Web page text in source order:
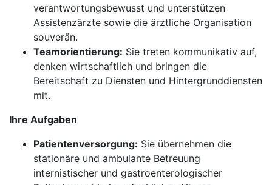
verantwortungsbewusst und unterstützen
Assistenzärzte sowie die ärztliche Organisation
souverän.
Teamorientierung: Sie treten kommunikativ auf,
denken wirtschaftlich und bringen die
Bereitschaft zu Diensten und Hintergrunddiensten
mit.
Ihre Aufgaben
Patientenversorgung: Sie übernehmen die
stationäre und ambulante Betreuung
internistischer und gastroenterologischer